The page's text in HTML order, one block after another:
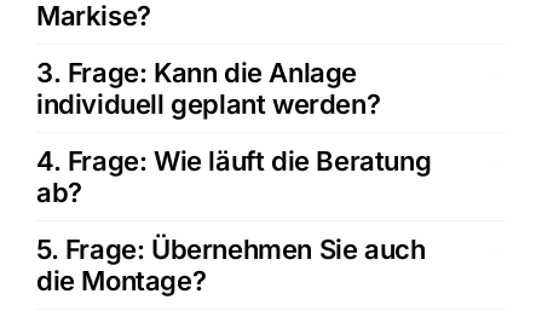
Markise?
3. Frage: Kann die Anlage
individuell geplant werden?
4. Frage: Wie läuft die Beratung
ab?
5. Frage: Übernehmen Sie auch
die Montage?